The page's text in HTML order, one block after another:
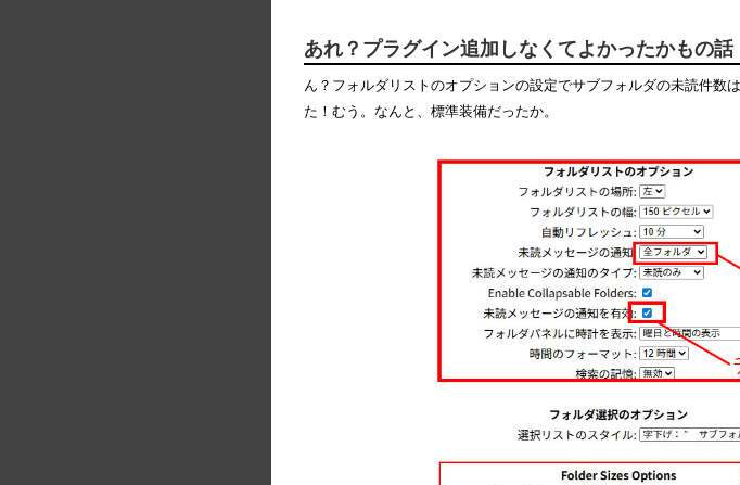
あれ？プラグイン追加しなくてよかったかもの話
ん？フォルダリストのオプションの設定でサブフォルダの未読件数
た！むう。なんと、標準装備だったか。